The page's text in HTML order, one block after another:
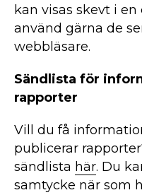
kan visas skevt i
använd gärna de
webbläsare.
Sändlista för
rapporter
Vill du få
publicerar
sändlista här. Du
samtycke när som